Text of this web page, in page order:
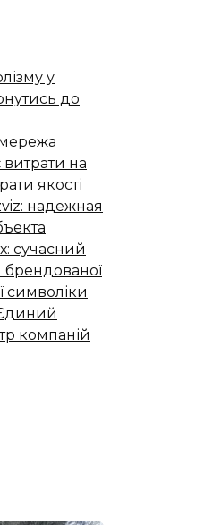
у
до
на
якості
надежная
сучасний
брендованої
символіки
компаній